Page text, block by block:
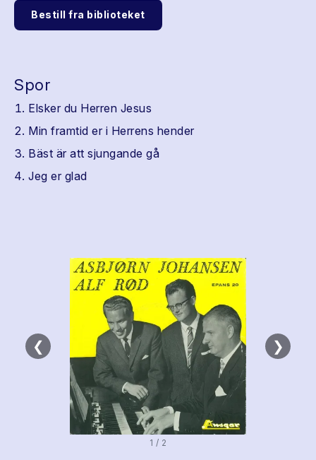
Bestill fra biblioteket
Spor
Elsker du Herren Jesus
Min framtid er i Herrens hender
Bäst är att sjungande gå
Jeg er glad
❮ ❯
1 / 2